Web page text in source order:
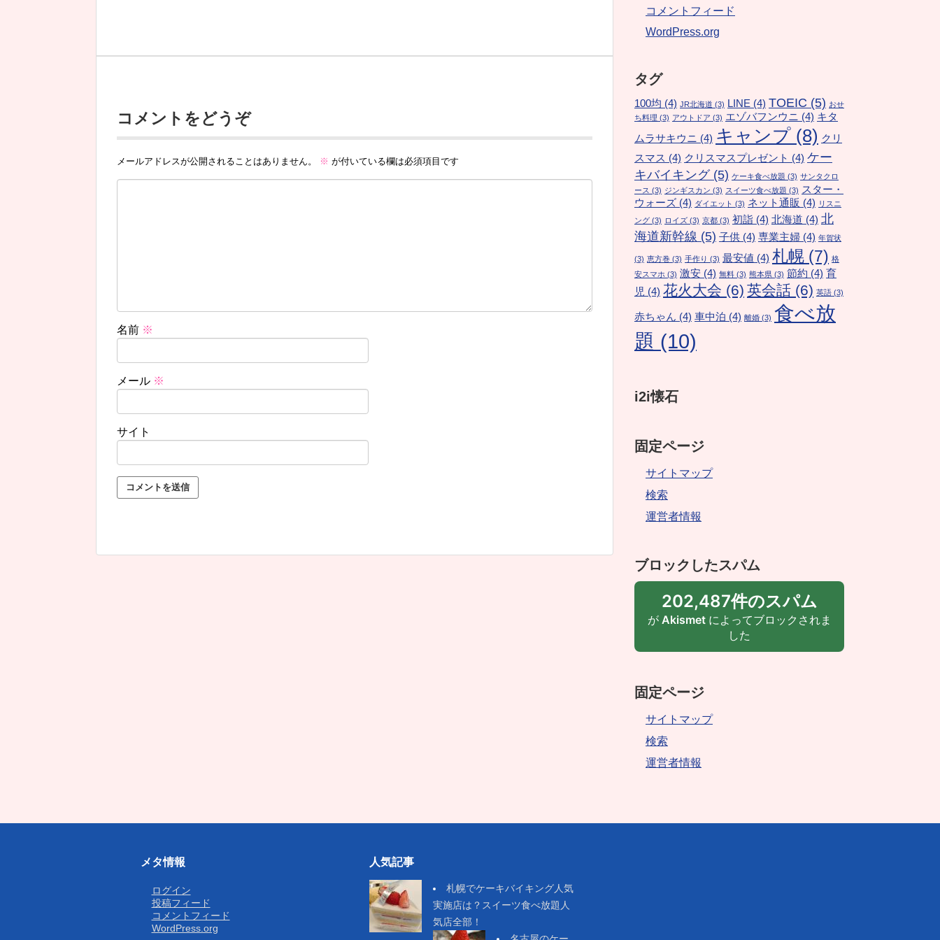
コメントをどうぞ
メールアドレスが公開されることはありません。 ※ が付いている欄は必須項目です
名前 ※
メール ※
サイト
コメントフィード
WordPress.org
タグ
100均 (4) JR北海道 (3) LINE (4) TOEIC (5) おせ
ち料理 (3) アウトドア (3) エゾバフンウニ (4) キタ
ムラサキウニ (4) キャンプ (8) クリ
スマス (4) クリスマスプレゼント (4) ケー
キバイキング(5) ケーキ食べ放題 (3) サンタクロ
ース (3) ジンギスカン (3) スイーツ食べ放題 (3) スター・
ウォーズ (4) ダイエット (3) ネット通販 (4) リスニ
ング (3) ロイズ (3) 京都 (3) 初詣 (4) 北海道 (4) 北
海道新幹線 (5) 子供 (4) 専業主婦 (4) 年賀状
(3) 恵方巻 (3) 手作り (3) 最安値 (4) 札幌 (7) 格
安スマホ (3) 激安 (4) 無料 (3) 熊本県 (3) 節約 (4) 育
児 (4) 花火大会 (6) 英会話 (6) 英語 (3)
赤ちゃん (4) 車中泊 (4) 離婚 (3) 食べ放
題 (10)
i2i懐石
固定ページ
サイトマップ
検索
運営者情報
ブロックしたスパム
202,487件のスパム
が Akismetによってブロックされま
した
固定ページ
サイトマップ
検索
運営者情報
メタ情報
ログイン
投稿フィード
コメントフィード
WordPress.org
人気記事
札幌でケーキバイキング人気
実施店は？スイーツ食べ放題人
気店全部！